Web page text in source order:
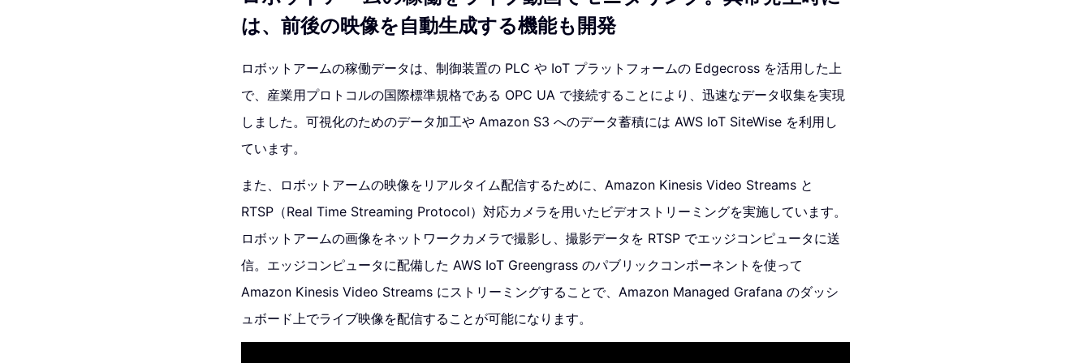
は、前後の映像を自動生成する機能も開発
ロボットアームの稼働データは、制御装置の PLC や IoT プラットフォームの Edgecross を活用した上
で、産業用プロトコルの国際標準規格である OPC UA で接続することにより、迅速なデータ収集を実現
しました。可視化のためのデータ加工や Amazon S3 へのデータ蓄積には AWS IoT SiteWise を利用し
ています。
また、ロボットアームの映像をリアルタイム配信するために、Amazon Kinesis Video Streams と
RTSP（Real Time Streaming Protocol）対応カメラを用いたビデオストリーミングを実施しています。
ロボットアームの画像をネットワークカメラで撮影し、撮影データを RTSP でエッジコンピュータに送
信。エッジコンピュータに配備した AWS IoT Greengrass のパブリックコンポーネントを使って
Amazon Kinesis Video Streams にストリーミングすることで、Amazon Managed Grafana のダッシ
ュボード上でライブ映像を配信することが可能になります。